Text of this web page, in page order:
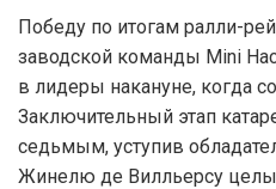
Победу по итогам ралли-
заводской команды Mini
в лидеры накануне, когда
Заключительный этап
седьмым, уступив
Жинелю де Вилльерсу